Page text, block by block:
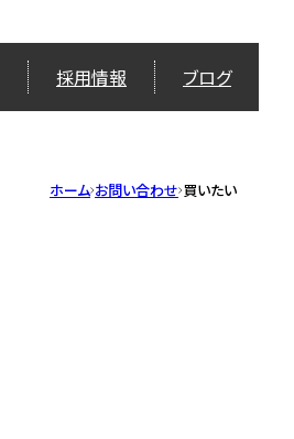
採用情報 ブログ
ホーム お問い合わせ 買いたい